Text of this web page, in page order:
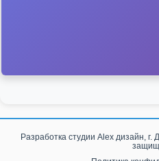
Разработка студии Alex дизайн, г.